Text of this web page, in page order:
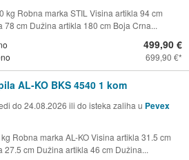
kg Robna marka STIL Visina artikla 94 cm
78 cm Dužina artikla 180 cm Boja Crna...
499,90 €
699,90 €
AL-KO BKS 4540 1 kom
do 24.08.2026 ili do isteka zaliha u Pevex
Robna marka AL-KO Visina artikla 31.5 cm
27.5 cm Dužina artikla 46 cm Dužina...